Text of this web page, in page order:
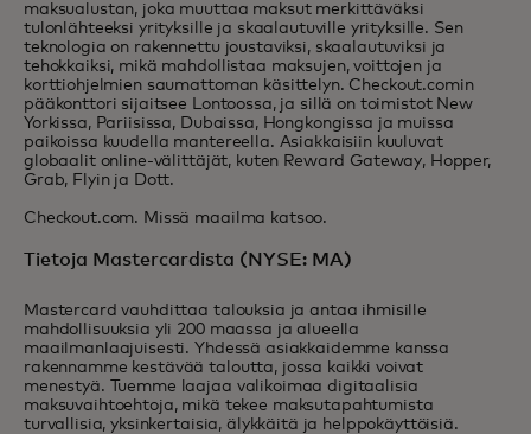
maksualustan, joka muuttaa maksut merkittäväksi
tulonlähteeksi yrityksille ja skaalautuville yrityksille. Sen
teknologia on rakennettu joustaviksi, skaalautuviksi ja
tehokkaiksi, mikä mahdollistaa maksujen, voittojen ja
korttiohjelmien saumattoman käsittelyn. Checkout.comin
pääkonttori sijaitsee Lontoossa, ja sillä on toimistot New
Yorkissa, Pariisissa, Dubaissa, Hongkongissa ja muissa
paikoissa kuudella mantereella. Asiakkaisiin kuuluvat
globaalit online-välittäjät, kuten Reward Gateway, Hopper,
Grab, Flyin ja Dott.
Checkout.com. Missä maailma katsoo.
Tietoja Mastercardista (NYSE: MA)
Mastercard vauhdittaa talouksia ja antaa ihmisille
mahdollisuuksia yli 200 maassa ja alueella
maailmanlaajuisesti. Yhdessä asiakkaidemme kanssa
rakennamme kestävää taloutta, jossa kaikki voivat
menestyä. Tuemme laajaa valikoimaa digitaalisia
maksuvaihtoehtoja, mikä tekee maksutapahtumista
turvallisia, yksinkertaisia, älykkäitä ja helppokäyttöisiä.